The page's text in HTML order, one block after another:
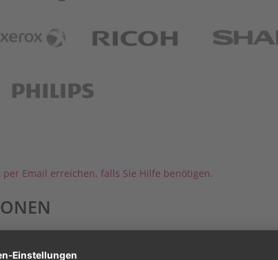
XEROX
Email erreichen, falls Sie Hilfe benötigen.